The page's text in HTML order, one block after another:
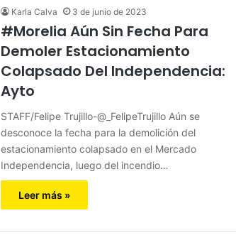
Karla Calva 3 de junio de 2023
#Morelia Aún Sin Fecha Para
Demoler Estacionamiento
Colapsado Del Independencia:
Ayto
STAFF/Felipe Trujillo-@_FelipeTrujillo Aún se
desconoce la fecha para la demolición del
estacionamiento colapsado en el Mercado
Independencia, luego del incendio…
Leer más »